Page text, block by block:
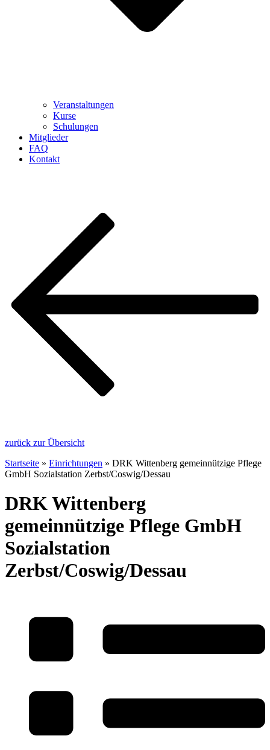
Veranstaltungen
Kurse
Schulungen
Mitglieder
FAQ
Kontakt
zurück zur Übersicht
Startseite » Einrichtungen » DRK Wittenberg gemeinnützige Pflege
GmbH Sozialstation Zerbst/Coswig/Dessau
DRK Wittenberg
gemeinnützige Pflege GmbH
Sozialstation
Zerbst/Coswig/Dessau